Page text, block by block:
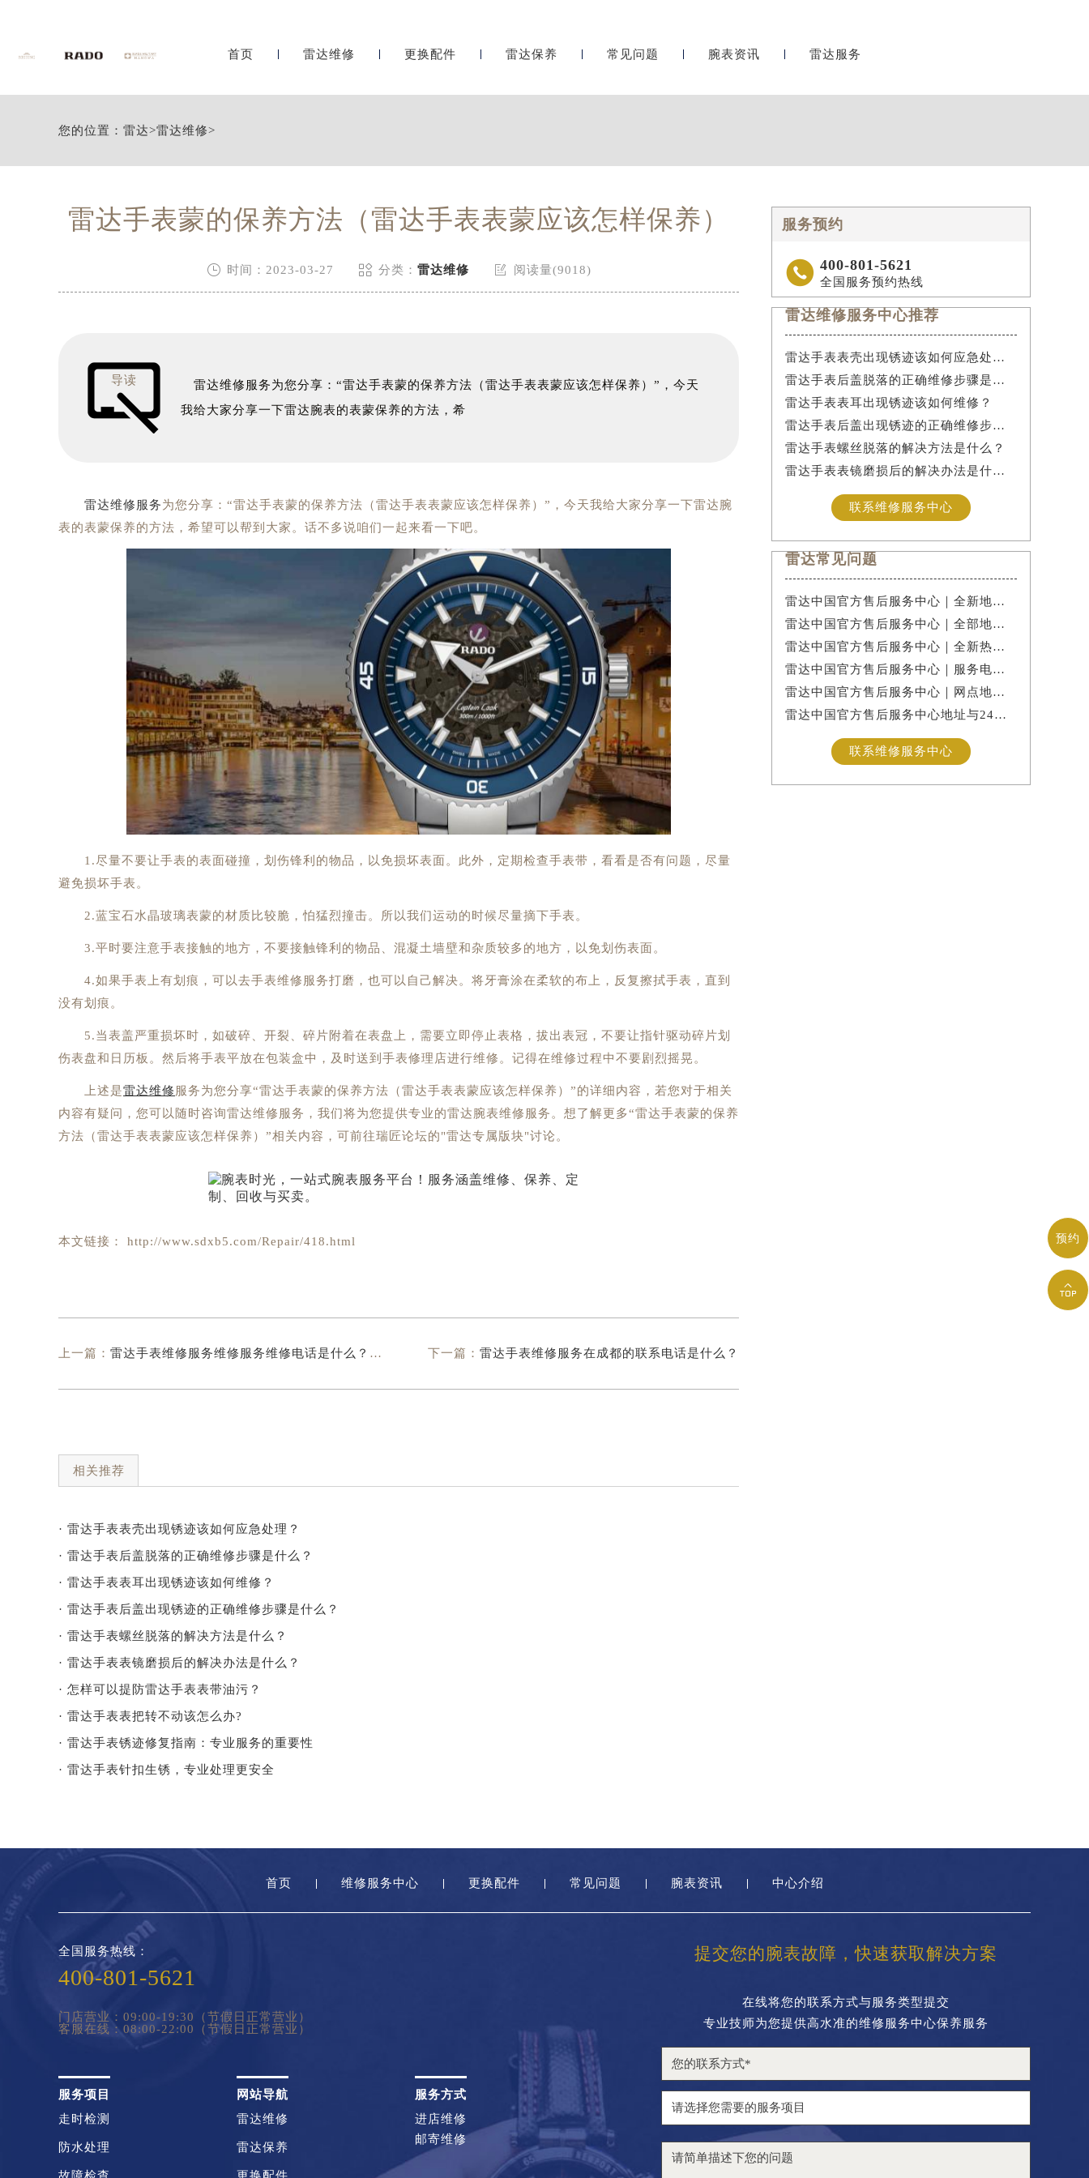
首页 雷达维修 更换配件 雷达保养 常见问题 腕表资讯 雷达服务
您的位置： 雷达>雷达维修>
雷达手表蒙的保养方法（雷达手表表蒙应该怎样保养）
 时间：2023-03-27  分类： 雷达维修  阅读量(9018)
导读
雷达维修服务为您分享：“雷达手表蒙的保养方法（雷达手表表蒙应该怎样保养）”，今天
我给大家分享一下雷达腕表的表蒙保养的方法，希
雷达维修服务为您分享：“雷达手表蒙的保养方法（雷达手表表蒙应该怎样保养）”，今天我给大家分享一下雷达腕
表的表蒙保养的方法，希望可以帮到大家。话不多说咱们一起来看一下吧。
1.尽量不要让手表的表面碰撞，划伤锋利的物品，以免损坏表面。此外，定期检查手表带，看看是否有问题，尽量
避免损坏手表。
2.蓝宝石水晶玻璃表蒙的材质比较脆，怕猛烈撞击。所以我们运动的时候尽量摘下手表。
3.平时要注意手表接触的地方，不要接触锋利的物品、混凝土墙壁和杂质较多的地方，以免划伤表面。
4.如果手表上有划痕，可以去手表维修服务打磨，也可以自己解决。将牙膏涂在柔软的布上，反复擦拭手表，直到
没有划痕。
5.当表盖严重损坏时，如破碎、开裂、碎片附着在表盘上，需要立即停止表格，拔出表冠，不要让指针驱动碎片划
伤表盘和日历板。然后将手表平放在包装盒中，及时送到手表修理店进行维修。记得在维修过程中不要剧烈摇晃。
上述是雷达维修 服务为您分享“雷达手表蒙的保养方法（雷达手表表蒙应该怎样保养）”的详细内容，若您对于相关
内容有疑问，您可以随时咨询雷达维修服务，我们将为您提供专业的雷达腕表维修服务。想了解更多“雷达手表蒙的保养
方法（雷达手表表蒙应该怎样保养）”相关内容，可前往瑞匠论坛的"雷达专属版块"讨论。
本文链接： http://www.sdxb5.com/Repair/418.html
上一篇： 雷达手表维修服务维修服务维修电话是什么？（雷达手表后壳保养） 下一篇： 雷达手表维修服务在成都的联系电话是什么？
相关推荐
· 雷达手表表壳出现锈迹该如何应急处理？
· 雷达手表后盖脱落的正确维修步骤是什么？
· 雷达手表表耳出现锈迹该如何维修？
· 雷达手表后盖出现锈迹的正确维修步骤是什么？
· 雷达手表螺丝脱落的解决方法是什么？
· 雷达手表表镜磨损后的解决办法是什么？
· 怎样可以提防雷达手表表带油污？
· 雷达手表表把转不动该怎么办?
· 雷达手表锈迹修复指南：专业服务的重要性
· 雷达手表针扣生锈，专业处理更安全
服务预约
 400-801-5621
全国服务预约热线
雷达维修服务中心推荐
雷达手表表壳出现锈迹该如何应急处理？
雷达手表后盖脱落的正确维修步骤是什么？
雷达手表表耳出现锈迹该如何维修？
雷达手表后盖出现锈迹的正确维修步骤是什么？
雷达手表螺丝脱落的解决方法是什么？
雷达手表表镜磨损后的解决办法是什么？
联系维修服务中心
雷达常见问题
雷达中国官方售后服务中心｜全新地址与官方电话权威信息公示（2026年7月最新）
雷达中国官方售后服务中心｜全部地址与客服热线权威信息公示（2026年7月最新）
雷达中国官方售后服务中心｜全新热线和维修门店地址权威信息公示（2026年7月最新）
雷达中国官方售后服务中心｜服务电话及详细网点地址权威信息公示（2026年7月最新）
雷达中国官方售后服务中心｜网点地址和官方热线权威信息公示（2026年7月最新）
雷达中国官方售后服务中心地址与24小时客服电话实地考察报告多信源验证（2026年7月最新）
联系维修服务中心
首页 维修服务中心 更换配件 常见问题 腕表资讯 中心介绍
提交您的腕表故障，快速获取解决方案
在线将您的联系方式与服务类型提交
专业技师为您提供高水准的维修服务中心保养服务
全国服务热线：
400-801-5621
门店营业：09:00-19:30（节假日正常营业）
客服在线：08:00-22:00（节假日正常营业）
服务项目
走时检测
防水处理
网站导航
雷达维修
雷达保养
服务方式
进店维修
邮寄维修
预约
